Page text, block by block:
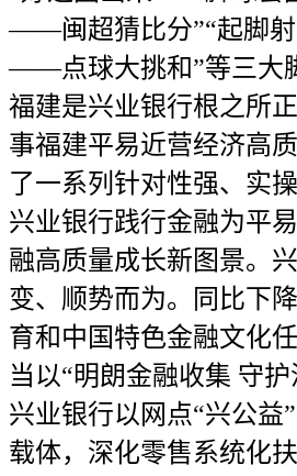
——闽超猜比分”“起脚射
——点球大挑和”等三大
福建是兴业银行根之所
事福建平易近营经济高
了一系列针对性强、实
兴业银行践行金融为平
融高质量成长新图景。
变、顺势而为。同比下降
育和中国特色金融文化
当以“明朗金融收集 守护
兴业银行以网点“兴公益
载体，深化零售系统化